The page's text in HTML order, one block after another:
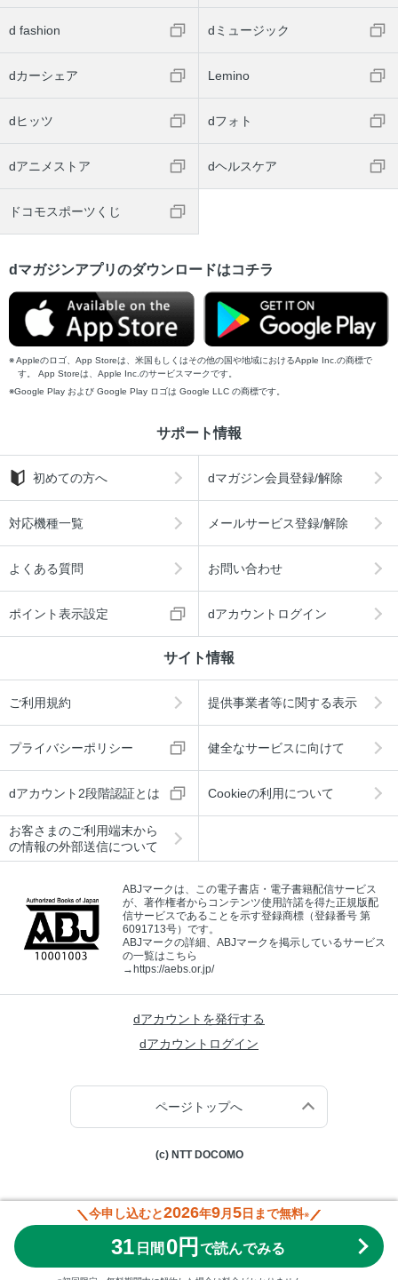
d fashion dミュージック
dカーシェア Lemino
dヒッツ dフォト
dアニメストア dヘルスケア
ドコモスポーツくじ
dマガジンアプリのダウンロードはコチラ
Appleのロゴ、App Storeは、米国もしくはその他の国や地域におけるApple Inc.の商標で
す。 App Storeは、Apple Inc.のサービスマークです。
Google Play および Google Play ロゴは Google LLC の商標です。
サポート情報
初めての方へ dマガジン会員登録/解除
対応機種一覧 メールサービス登録/解除
よくある質問 お問い合わせ
ポイント表示設定 dアカウントログイン
サイト情報
ご利用規約 提供事業者等に関する表示
プライバシーポリシー 健全なサービスに向けて
dアカウント2段階認証とは Cookieの利用について
お客さまのご利用端末から
の情報の外部送信について
ABJマークは、この電子書店・電子書籍配信サービス
が、著作権者からコンテンツ使用許諾を得た正規版配
信サービスであることを示す登録商標（登録番号 第
6091713号）です。
ABJマークの詳細、ABJマークを掲示しているサービス
の一覧はこちら
→https://aebs.or.jp/
dアカウントを発行する
dアカウントログイン
ページトップへ
(c) NTT DOCOMO
今申し込むと2026年9月 5日まで無料※
31 日間 0円 で読んでみる